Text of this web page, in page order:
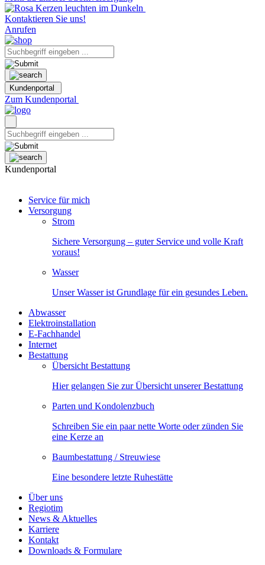
Kontaktieren Sie uns!
Anrufen
Kundenportal
Zum Kundenportal
Kundenportal
Service für mich
Versorgung
Strom
Sichere Versorgung – guter Service und volle Kraft
voraus!
Wasser
Unser Wasser ist Grundlage für ein gesundes Leben.
Abwasser
Elektroinstallation
E-Fachhandel
Internet
Bestattung
Übersicht Bestattung
Hier gelangen Sie zur Übersicht unserer Bestattung
Parten und Kondolenzbuch
Schreiben Sie ein paar nette Worte oder zünden Sie
eine Kerze an
Baumbestattung / Streuwiese
Eine besondere letzte Ruhestätte
Über uns
Regiotim
News & Aktuelles
Karriere
Kontakt
Downloads & Formulare